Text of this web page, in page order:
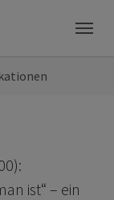
ist“ – ein